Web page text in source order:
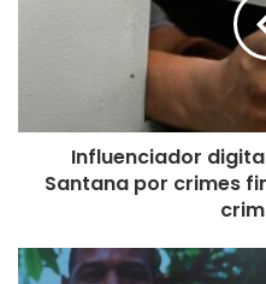
Influenciador
Santana por crimes